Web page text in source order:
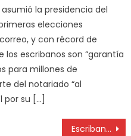
la presidencia del
elecciones
y con récord de
los escribanos son “garantía
para millones de
del notariado “al
su […]
Escribanos platenses realizaron varias donaciones de alimentos para hogares y distintas entidades